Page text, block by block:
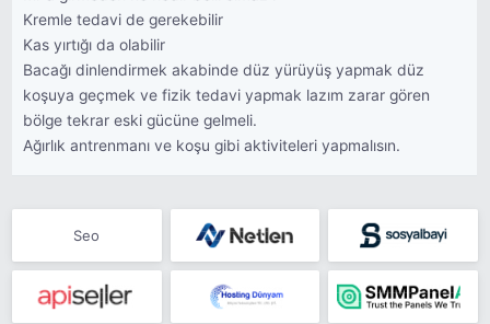
Kremle tedavi de gerekebilir
Kas yırtığı da olabilir
Bacağı dinlendirmek akabinde düz yürüyüş yapmak düz
koşuya geçmek ve fizik tedavi yapmak lazım zarar gören
bölge tekrar eski gücüne gelmeli.
Ağırlık antrenmanı ve koşu gibi aktiviteleri yapmalısın.
Seo